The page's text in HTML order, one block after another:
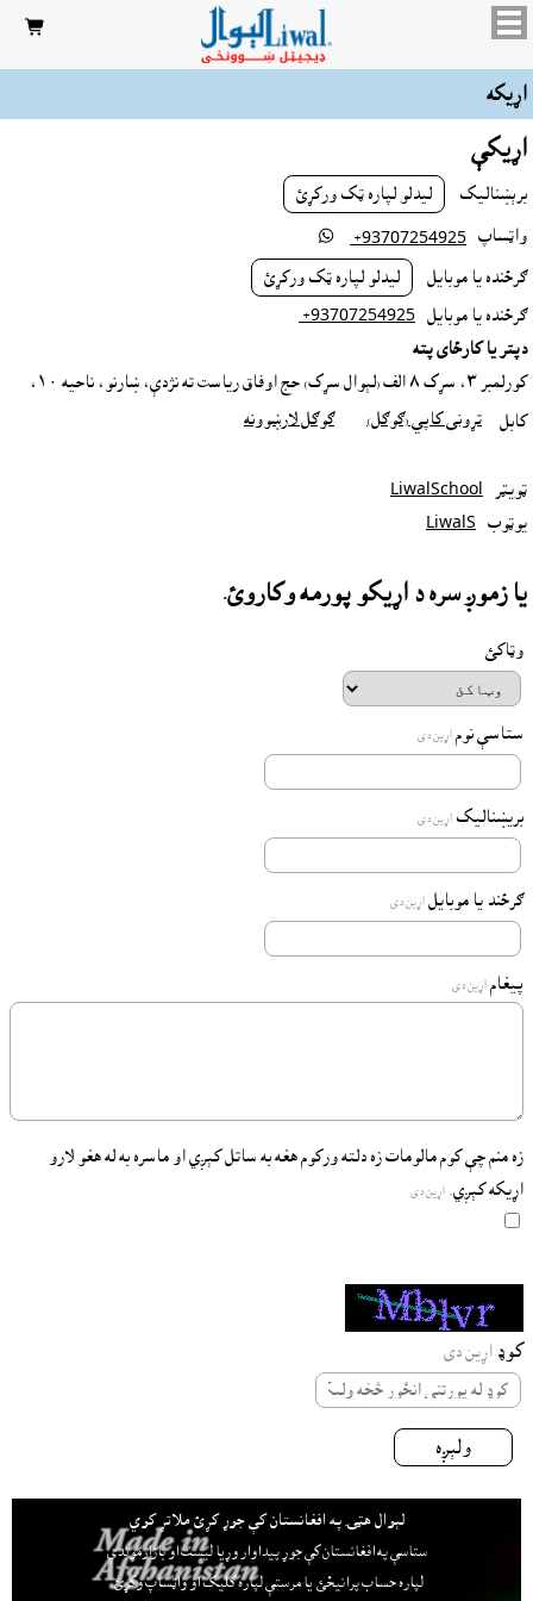

اړيکه
اړيکې
برېښناليک ليدلو لپاره ټک ورکړئ
واټساپ ‎ +93707254925

ګرځنده يا موبايل ليدلو لپاره ټک ورکړئ
ګرځنده يا موبايل
‎ +93707254925
دپتر يا کارځاى پته
کورلمبر ٣، سړک ٨ الف (لېوال سړک) حج اوفاق رياست ته نژدې، ښارنو، ناحيه ١٠،
کابل تړونى کاپي (ګوګل) ګوګل لارښوونه
ټويټر
LiwalSchool
يوټوب
LiwalS
يا زموږ سره د اړيکو پورمه وکاروئ.
وټاکئ
ستاسې نوم اړين دى
بريښناليک اړين دى
ګرځند يا موبايل اړين دى
پيغام اړين دى
زه منم چې کوم مالومات زه دلته ورکوم هغه به ساتل کېږي او ماسره به له هغو لارو
اړيکه کېږي. اړين دى
کوډ اړين دى
ولېږه
لېوال هټۍ په افغانستان کې جوړ کړئ ملاتړ کوي
ستاسې په افغانستان کې جوړ پيداوار وړيا ليست او بازارموندې
لپاره حساب پرانيځئ يا مرستې لپاره کليک او واټساپ وکړئ.